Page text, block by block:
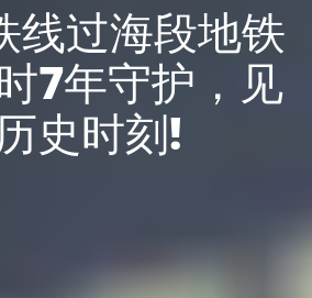
线过海段地铁
7年守护，见
史时刻!